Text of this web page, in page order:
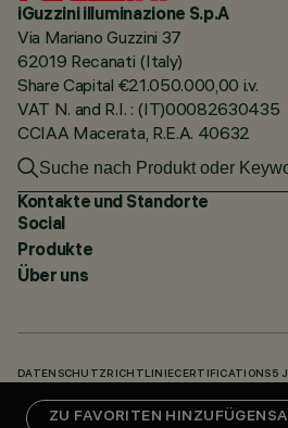
ZU FAVORITEN HINZUFÜGEN
iGuzzini illuminazione S.p.A
Via Mariano Guzzini 37
62019 Recanati (Italy)
Share Capital €21.050.000,00 i.v.
VAT N. and R.I. : (IT)00082630435
CCIAA Macerata, R.E.A. 40632
Kontakte und Standorte
Social
Produkte
Über uns
DATENSCHUTZRICHTLINIECERTIFICATIONS 5
UNSERE CODES KNOWLEDGE BASE (LOGIN